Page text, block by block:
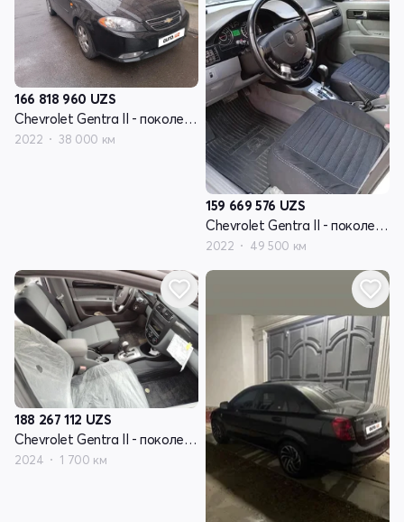
166 818 960 UZS
Chevrolet Gentra II - поколение
2022 38 000 км
159 669 576 UZS
Chevrolet Gentra II - поколение
2022 49 500 км
188 267 112 UZS
Chevrolet Gentra II - поколение
2024 1 700 км